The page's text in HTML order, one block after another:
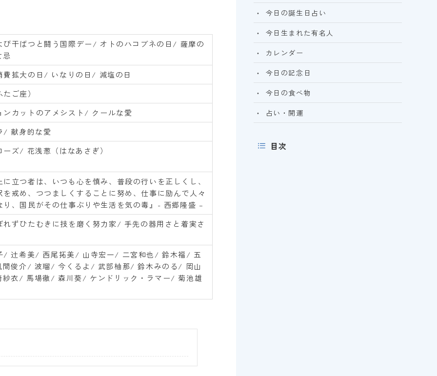
び干ばつと闘う国際デー/ オトのハコブネの日/ 薩摩の
費拡大の日/ いなりの日/ 減塩の日
ご座）
ンカットのアメシスト/ クールな愛
/ 献身的な愛
ーズ/ 花浅葱（はなあさぎ）
に立つ者は、いつも心を慎み、普段の行いを正しくし、
を戒め、つつましくすることに努め、仕事に励んで人々
り、国民がその仕事ぶりや生活を気の毒』- 西郷隆盛 –
れずひたむきに技を磨く努力家/ 手先の器用さと着実さ
/ 辻希美/ 西尾拓美/ 山寺宏一/ 二宮和也/ 鈴木福/ 五
俊介/ 波瑠/ 今くるよ/ 武部柚那/ 鈴木みのる/ 岡山
衣/ 馬場徹/ 森川葵/ ケンドリック・ラマー/ 菊池雄
今日の誕生日占い
今日生まれた有名人
カレンダー
今日の記念日
今日の食べ物
占い・開運
目次